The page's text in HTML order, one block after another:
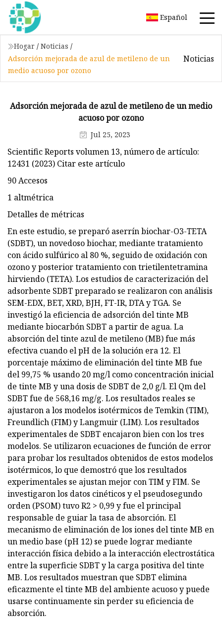
Español
Hogar / Noticias /
Adsorción mejorada de azul de metileno de un
medio acuoso por ozono
Noticias
Adsorción mejorada de azul de metileno de un medio
acuoso por ozono
Jul 25, 2023
Scientific Reports volumen 13, número de artículo:
12431 (2023) Citar este artículo
90 Accesos
1 altmétrica
Detalles de métricas
En este estudio, se preparó aserrín biochar-O3-TETA
(SDBT), un novedoso biochar, mediante tratamiento
con ácido sulfúrico al 80 %, seguido de oxidación con
ozono y posterior tratamiento con trietilentetramina
hirviendo (TETA). Los estudios de caracterización del
adsorbente SDBT preparado se realizaron con análisis
SEM-EDX, BET, XRD, BJH, FT-IR, DTA y TGA. Se
investigó la eficiencia de adsorción del tinte MB
mediante biocarbón SDBT a partir de agua. La
absorción del tinte azul de metileno (MB) fue más
efectiva cuando el pH de la solución era 12. El
porcentaje máximo de eliminación del tinte MB fue
del 99,75 % usando 20 mg/l como concentración inicial
de tinte MB y una dosis de SDBT de 2,0 g/l. El Qm del
SDBT fue de 568,16 mg/g. Los resultados reales se
ajustaron a los modelos isotérmicos de Temkin (TIM),
Freundlich (FIM) y Langmuir (LIM). Los resultados
experimentales de SDBT encajaron bien con los tres
modelos. Se utilizaron ecuaciones de función de error
para probar los resultados obtenidos de estos modelos
isotérmicos, lo que demostró que los resultados
experimentales se ajustan mejor con TIM y FIM. Se
investigaron los datos cinéticos y el pseudosegundo
orden (PSOM) tuvo R2 > 0,99 y fue el principal
responsable de guiar la tasa de absorción. El
mecanismo de eliminación de los iones del tinte MB en
un medio base (pH 12) se puede lograr mediante
interacción física debido a la interacción electrostática
entre la superficie SDBT y la carga positiva del tinte
MB. Los resultados muestran que SDBT elimina
eficazmente el tinte MB del ambiente acuoso y puede
usarse continuamente sin perder su eficiencia de
absorción.